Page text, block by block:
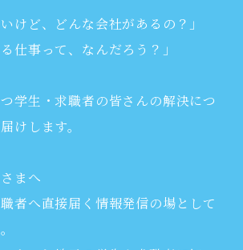
けど、どんな会社があるの？」
仕事って、なんだろう？」
学生・求職者の皆さんの解決につ
けします。
まへ
者へ直接届く情報発信の場として